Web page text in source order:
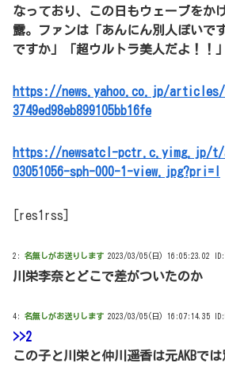
なっており、この日もウェーブをか
露。ファンは「あんにん別人ぽいで
ですか」「超ウルトラ美人だよ！！
https://news.yahoo.co.jp/articles/
3749ed98eb899105bb16fe
https://newsatcl-pctr.c.yimg.jp/t/
03051056-sph-000-1-view.jpg?pri=l
[res1rss]
2: 名無しがお送りします 2023/03/05(日) 16:05:23.02
川栄李奈とどこで差がついたのか
4: 名無しがお送りします 2023/03/05(日) 16:07:14.35
>>2
この子と川栄と仲川遥香は元AKBで